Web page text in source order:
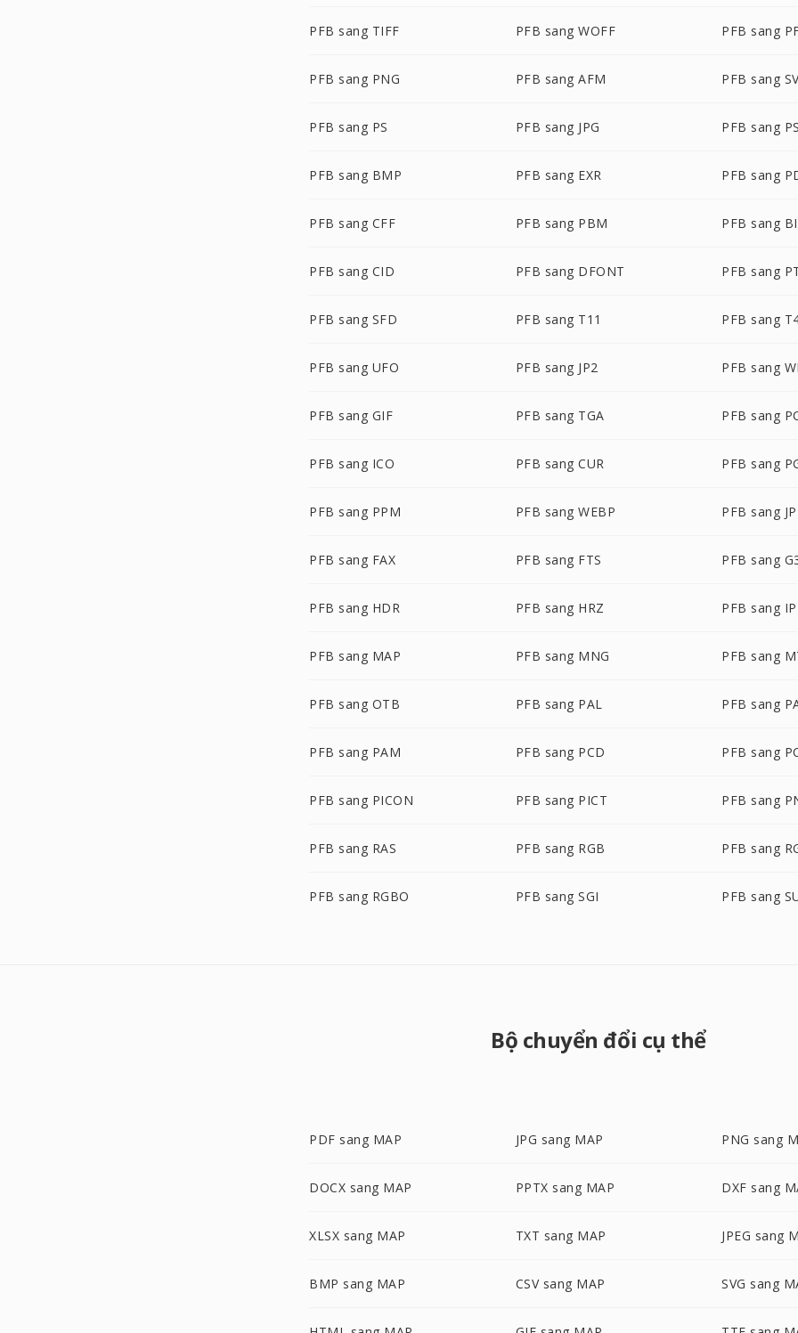
PFB sang TIFF PFB sang WOFF PFB sang
PFB sang PNG PFB sang AFM PFB sang
PFB sang PS PFB sang JPG PFB sang
PFB sang BMP PFB sang EXR PFB sang
PFB sang CFF PFB sang PBM PFB sang
PFB sang CID PFB sang DFONT PFB sang
PFB sang SFD PFB sang T11 PFB sang
PFB sang UFO PFB sang JP2 PFB sang
PFB sang GIF PFB sang TGA PFB sang
PFB sang ICO PFB sang CUR PFB sang
PFB sang PPM PFB sang WEBP PFB sang
PFB sang FAX PFB sang FTS PFB sang
PFB sang HDR PFB sang HRZ PFB sang
PFB sang MAP PFB sang MNG PFB sang
PFB sang OTB PFB sang PAL PFB sang
PFB sang PAM PFB sang PCD PFB sang
PFB sang PICON PFB sang PICT PFB sang
PFB sang RAS PFB sang RGB PFB sang
PFB sang RGBO PFB sang SGI PFB sang
Bộ chuyển đổi cụ thể
PDF sang MAP JPG sang MAP PNG sang
DOCX sang MAP PPTX sang MAP DXF sang
XLSX sang MAP TXT sang MAP JPEG sang
BMP sang MAP CSV sang MAP SVG sang